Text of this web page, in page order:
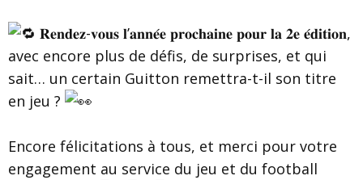
𝐑𝐞𝐧𝐝𝐞𝐳-𝐯𝐨𝐮𝐬 𝐥’𝐚𝐧𝐧𝐞́𝐞 𝐩𝐫𝐨𝐜𝐡𝐚𝐢𝐧𝐞 𝐩𝐨𝐮𝐫 𝐥𝐚 𝟐𝐞 𝐞́𝐝𝐢𝐭𝐢𝐨𝐧,
avec encore plus de défis, de surprises, et qui
sait… un certain Guitton remettra-t-il son titre
en jeu ?
Encore félicitations à tous, et merci pour votre
engagement au service du jeu et du football